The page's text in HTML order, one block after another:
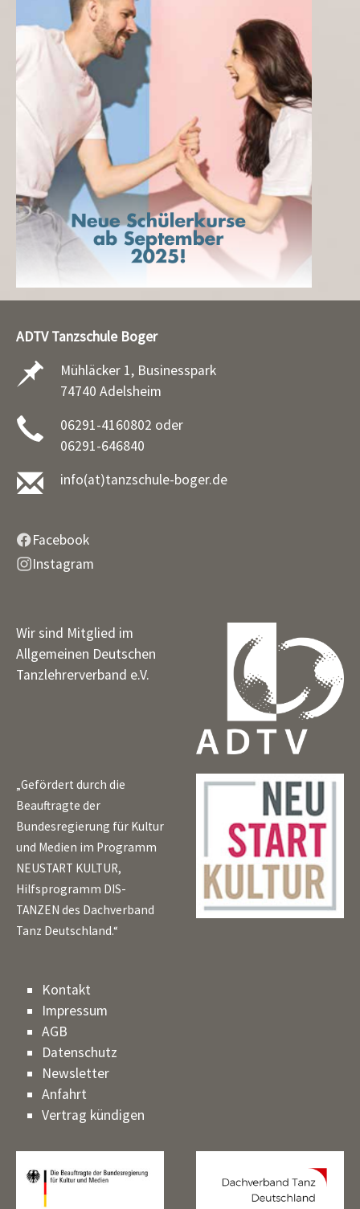
ADTV Tanzschule Boger
Mühläcker 1, Businesspark
74740 Adelsheim
06291-4160802 oder
06291-646840
info(at)tanzschule-boger.de
Facebook
Instagram
Wir sind Mitglied im
Allgemeinen Deutschen
Tanzlehrerverband e.V.
„Gefördert durch die
Beauftragte der
Bundesregierung für Kultur
und Medien im Programm
NEUSTART KULTUR,
Hilfsprogramm DIS-
TANZEN des Dachverband
Tanz Deutschland.“
Kontakt
Impressum
AGB
Datenschutz
Newsletter
Anfahrt
Vertrag kündigen